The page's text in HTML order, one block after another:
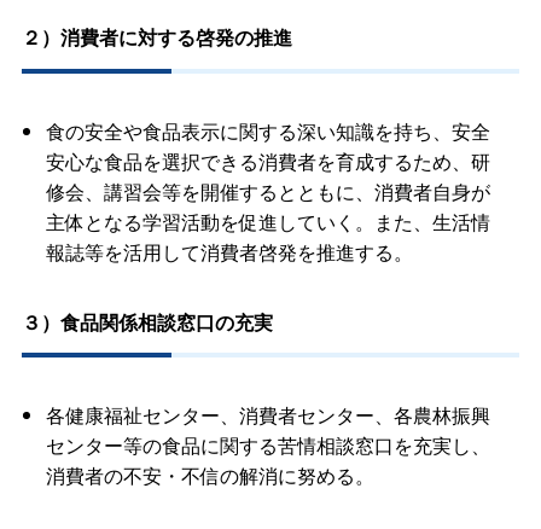
２）消費者に対する啓発の推進
食の安全や食品表示に関する深い知識を持ち、安全
安心な食品を選択できる消費者を育成するため、研
修会、講習会等を開催するとともに、消費者自身が
主体となる学習活動を促進していく。また、生活情
報誌等を活用して消費者啓発を推進する。
３）食品関係相談窓口の充実
各健康福祉センター、消費者センター、各農林振興
センター等の食品に関する苦情相談窓口を充実し、
消費者の不安・不信の解消に努める。